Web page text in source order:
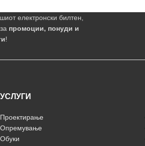
електронски билтен,
промоции, понуди и
!
УСЛУГИ
Проектирање
Опремување
Обуки